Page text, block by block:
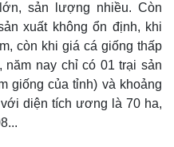
sản lượng nhiều. Còn
xuất không ổn định, khi
còn khi giá cá giống thấp
năm nay chỉ có 01 trại sản
giống của tỉnh) và khoảng
diện tích ương là 70 ha,